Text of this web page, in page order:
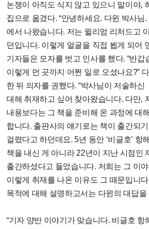
논쟁이 아직도 식지 않고 있으니 말이야,
집으로 옮겼다. “안녕하세요. 다윈 박사님.
에서 나왔습니다. 저는 윌리엄 리처드고
던입니다. 이렇게 얼굴을 직접 뵙게 되어
기자들은 모자를 벗고 인사를 했다. “반갑
이렇게 먼 곳까지 어쩐 일로 오셨나요?”
한 뒤 의자를 권했다. “박사님이 저술하신
대해 취재하고 싶어 찾아왔습니다. 다만,
내용보다는 그 책을 준비해 온 과정에 대
합니다. 출판사의 얘기로는 책이 출간되
걸렸다고 하던데요. 5년 동안 ‘비글호’ 항
책을 내신 게 아니라 22년이 지난 시점인
출간하셨다고 들었습니다. 저희는 그 이
이렇게 취재를 나온 이유도 그 때문입니다
목적에 대해 설명하고서는 다윈의 대답을
“기자 양반 이야기가 맞습니다. 비글호 항